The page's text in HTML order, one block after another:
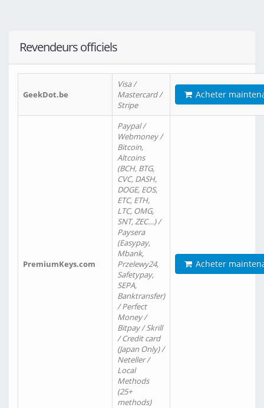
Revendeurs officiels
GeekDot.be
Visa /
Mastercard /
Stripe
Acheter
PremiumKeys.com
Paypal /
Webmoney /
Bitcoin,
Altcoins
(BCH, BTG,
CVC, DASH,
DOGE, EOS,
ETC, ETH,
LTC, OMG,
SNT, ZEC…) /
Paysera
(Easypay,
Mbank,
Przelewy24,
Safetypay,
SEPA,
Banktransfer)
/ Perfect
Money /
Bitpay / Skrill
/ Credit card
(Japan Only) /
Neteller /
Local
Methods
(25+
methods)
Acheter